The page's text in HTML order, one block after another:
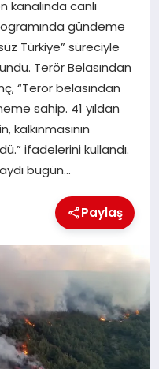
kanalında canlı
gündeme
Türkiye” süreciyle
Terör Belasından
“Terör belasından
sahip. 41 yıldan
ifadelerini kullandı.
bugün…
Paylaş